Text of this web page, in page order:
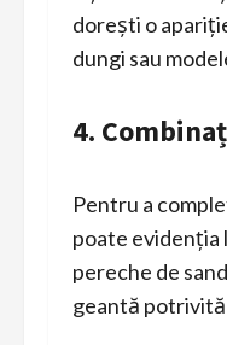
dorești o
dungi sau
4.
Pentru a
poate evidenția
pereche de
geantă